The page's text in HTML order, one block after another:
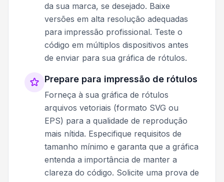
da sua marca, se desejado. Baixe
versões em alta resolução adequadas
para impressão profissional. Teste o
código em múltiplos dispositivos antes
de enviar para sua gráfica de rótulos.
Prepare para impressão de rótulos
Forneça à sua gráfica de rótulos
arquivos vetoriais (formato SVG ou
EPS) para a qualidade de reprodução
mais nítida. Especifique requisitos de
tamanho mínimo e garanta que a gráfica
entenda a importância de manter a
clareza do código. Solicite uma prova de